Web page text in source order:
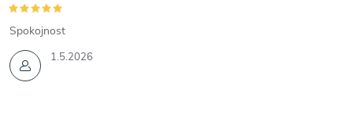
1.5.2026
Spokojnost